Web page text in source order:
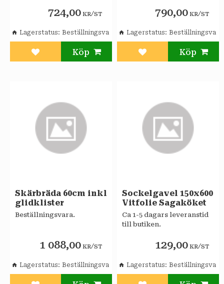
724,00 KR/ST
Lägg till i favoriter
Lagerstatus Beställningsvara
790,00 KR/ST
Lägg till i favoriter
Lagerstatus Beställningsvara
Skärbräda 60cm inkl
glidklister
Beställningsvara.
1 088,00 KR/ST
Lagerstatus Beställningsvara
Sockelgavel 150x600
Vitfolie Sagaköket
Ca 1-5 dagars leveranstid
till butiken.
129,00 KR/ST
Lagerstatus Beställningsvara